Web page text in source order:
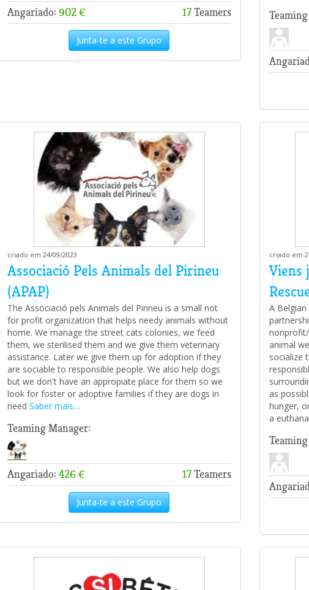
Angariado: 902 € 17Teamers
Junta-te a este Grupo
criado em 24/09/2023
Associació Pels Animals del Pirineu
(APAP)
The Associació pels Animals del Pirineu is a small not
for profit organization that helps needy animals without
home. We manage the street cats colonies, we feed
them, we sterilised them and we give them veterinary
assistance. Later we give them up for adoption if they
are sociable to responsible people. We also help dogs
but we don't have an appropiate place for them so we
look for foster or adoptive families if they are dogs in
need Saber mais…
Teaming Manager:
Angariado: 426 € 17Teamers
Junta-te a este Grupo
criado em
Viens
A
animal
socialize
as
hunger,
a